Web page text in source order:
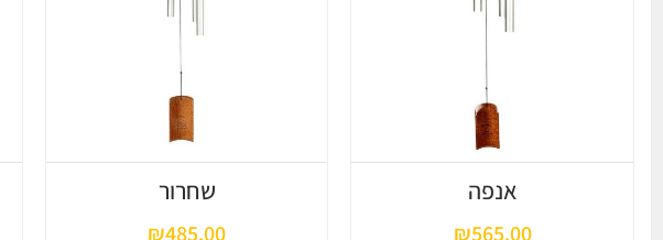
אנפה
₪565.00
שחרור
₪485.00